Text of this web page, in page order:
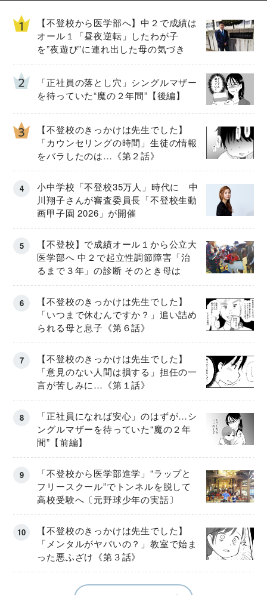
【不登校から医学部へ】中２で成績は
オール１「昼夜逆転」したわが子
を”夜遊び”に連れ出した母の気づき
「正社員の落とし穴」シングルマザー
を待っていた“魔の２年間”【後編】
【不登校のきっかけは先生でした】
「カウンセリングの時間」生徒の情報
をバラしたのは…《第２話》
小中学校「不登校35万人」時代に 中
川翔子さんが審査委員長「不登校生動
画甲子園 2026」が開催
【不登校】で成績オール１から公立大
医学部へ 中２で起立性調節障害「治
るまで３年」の診断 そのとき母は
【不登校のきっかけは先生でした】
「いつまで休むんですか？」追い詰め
られる母と息子《第６話》
【不登校のきっかけは先生でした】
「意見のない人間は損する」担任の一
言が苦しみに…《第１話》
「正社員になれば安心」のはずが…シ
ングルマザーを待っていた“魔の２年
間”【前編】
「不登校から医学部進学」“ラップと
フリースクール”でトンネルを脱して
高校受験へ〔元野球少年の実話〕
【不登校のきっかけは先生でした】
「メンタルがヤバいの？」教室で始ま
った悪ふざけ《第３話》